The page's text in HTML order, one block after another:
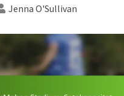
Jenna O'Sullivan